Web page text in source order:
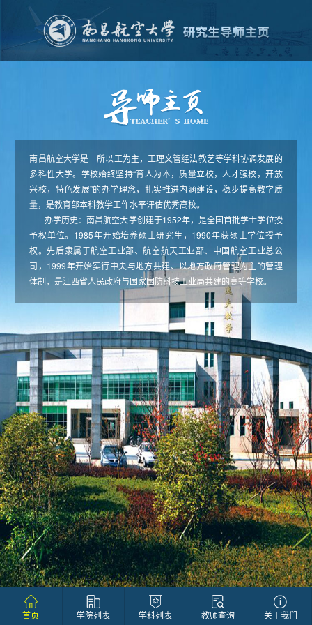
南昌航空大学是一所以工为主，工理文管经法教艺等学科协调发展的
多科性大学。学校始终坚持“育人为本，质量立校，人才强校，开放
兴校，特色发展”的办学理念，扎实推进内涵建设，稳步提高教学质
量，是教育部本科教学工作水平评估优秀高校。
办学历史：南昌航空大学创建于1952年，是全国首批学士学位授
予权单位。1985年开始培养硕士研究生，1990年获硕士学位授予
权。先后隶属于航空工业部、航空航天工业部、中国航空工业总公
司，1999年开始实行中央与地方共建、以地方政府管理为主的管理
体制，是江西省人民政府与国家国防科技工业局共建的高等学校。
首页 学院列表 学科列表 教师查询 关于我们